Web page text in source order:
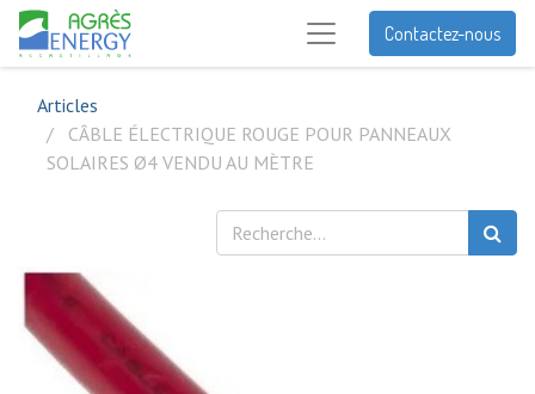
Contactez-nous
Articles
CÂBLE ÉLECTRIQUE ROUGE POUR PANNEAUX
SOLAIRES Ø4 VENDU AU MÈTRE